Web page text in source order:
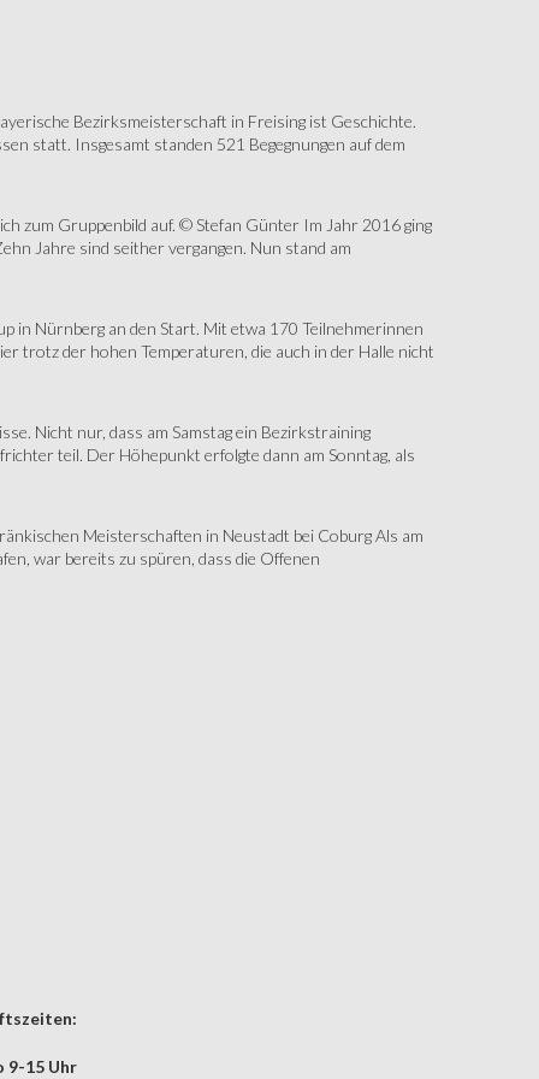
Bezirksmeisterschaft in Freising ist Geschichte.
statt. Insgesamt standen 521 Begegnungen auf dem
zum Gruppenbild auf. © Stefan Günter Im Jahr 2016 ging
Jahre sind seither vergangen. Nun stand am
in Nürnberg an den Start. Mit etwa 170 Teilnehmerinnen
trotz der hohen Temperaturen, die auch in der Halle nicht
Nicht nur, dass am Samstag ein Bezirkstraining
teil. Der Höhepunkt erfolgte dann am Sonntag, als
Meisterschaften in Neustadt bei Coburg Als am
war bereits zu spüren, dass die Offenen
9-15 Uhr